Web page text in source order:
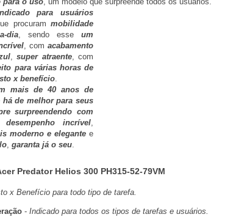
para usuários
procurammobilidade
dia, sendo esse um
, comacabamento
,super atraente, com
para várias horas de
x benefício.
mais de 40 anos de
de melhor para seus
surpreendendo com
incrível,
moderno e elegantee
, garanta já o seu.
Predator Helios 300 PH315-52-79VM
x Benefício para todo tipo de tarefa.
- Indicado para todos os tipos de tarefas e usuários.